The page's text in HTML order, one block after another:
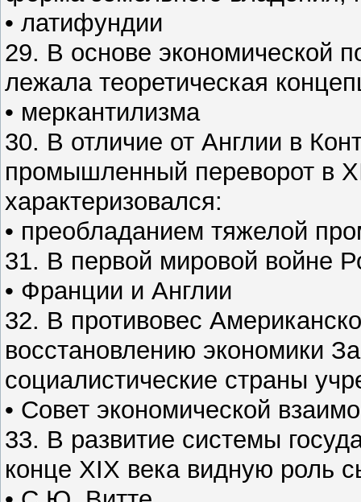
• латифундии
29. В основе экономической
лежала теоретическая
• меркантилизма
30. В отличие от Англии в
промышленный переворот в
характеризовался:
• преобладанием тяжелой
31. В первой мировой войне
• Франции и Англии
32. В противовес
восстановлению экономики
социалистические страны
• Совет экономической
33. В развитие системы
конце XIX века видную роль